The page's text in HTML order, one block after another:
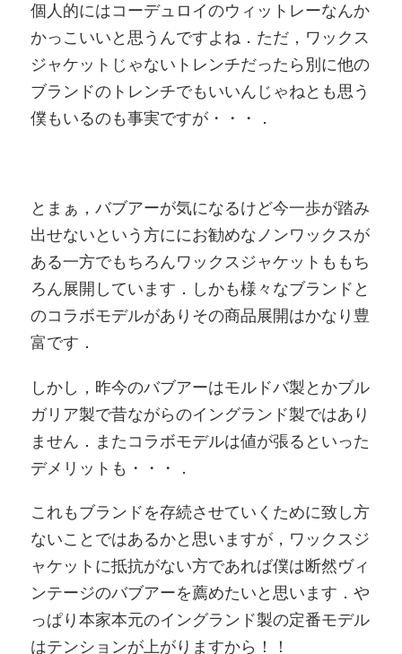
個人的にはコーデュロイのウィットレーなんか
かっこいいと思うんですよね．ただ，ワックス
ジャケットじゃないトレンチだったら別に他の
ブランドのトレンチでもいいんじゃねとも思う
僕もいるのも事実ですが・・・．
とまぁ，バブアーが気になるけど今一歩が踏み
出せないという方ににお勧めなノンワックスが
ある一方でもちろんワックスジャケットももち
ろん展開しています．しかも様々なブランドと
のコラボモデルがありその商品展開はかなり豊
富です．
しかし，昨今のバブアーはモルドバ製とかブル
ガリア製で昔ながらのイングランド製ではあり
ません．またコラボモデルは値が張るといった
デメリットも・・・．
これもブランドを存続させていくために致し方
ないことではあるかと思いますが，ワックスジ
ャケットに抵抗がない方であれば僕は断然ヴィ
ンテージのバブアーを薦めたいと思います．や
っぱり本家本元のイングランド製の定番モデル
はテンションが上がりますから！！